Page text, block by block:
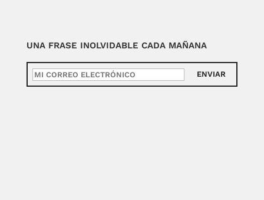
UNA FRASE INOLVIDABLE CADA MAÑANA
ENVIAR